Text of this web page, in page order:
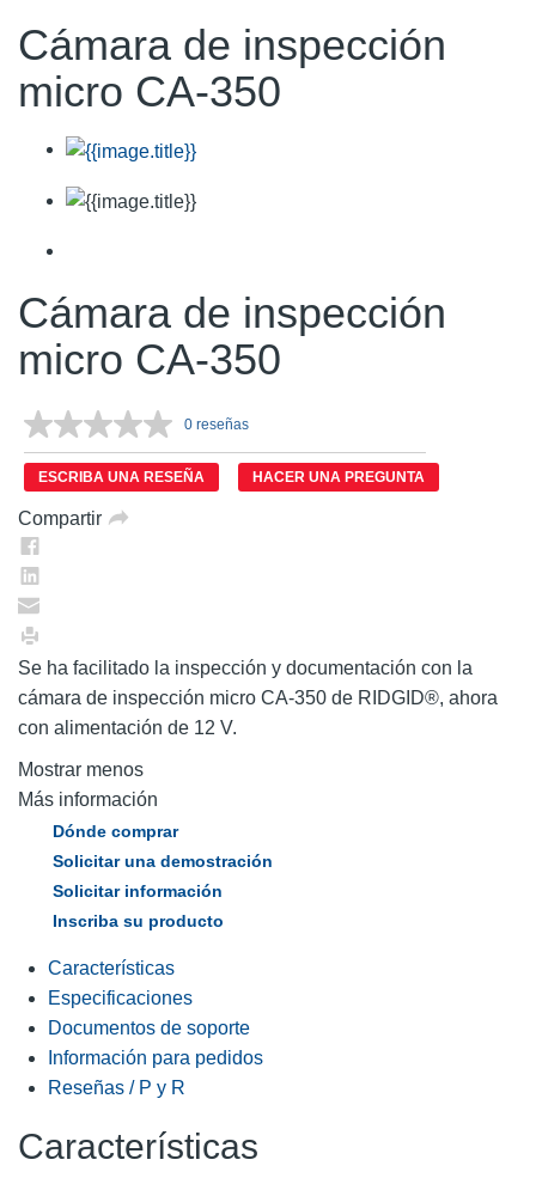
Cámara de inspección
micro CA-350
Cámara de inspección
micro CA-350
Sin
puntuación.
Enlace
en
0 reseñas
ESCRIBA UNA RESEÑA HACER UNA PREGUNTA
Compartir
Se ha facilitado la inspección y documentación con la
cámara de inspección micro CA-350 de RIDGID®, ahora
con alimentación de 12 V.
Mostrar menos
Más información
Dónde comprar
Solicitar una demostración
Solicitar información
Inscriba su producto
Características
Especificaciones
Documentos de soporte
Información para pedidos
Reseñas / P y R
Características